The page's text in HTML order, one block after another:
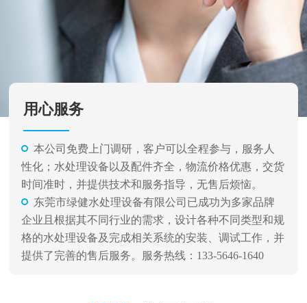
用心服务
本公司免费上门调研，客户可以全程参与，服务人
性化；水处理设备以及配件齐全，物流价格优惠，交货
时间准时，并提供技术和服务指导，无售后烦恼。
东莞市绿健水处理设备有限公司已成功为多家品牌
企业且根据其不同行业的需求，设计各种不同类型和规
格的水处理设备及完成相关系统的安装、调试工作，并
提供了完善的售后服务。服务热线：133-5646-1640